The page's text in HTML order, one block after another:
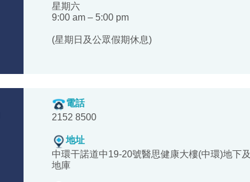
星期六
9:00 am – 5:00 pm
(星期日及公眾假期休息)
電話
2152 8500
地址
中環干諾道中19-20號醫思健康大樓(中環)地下及
地庫